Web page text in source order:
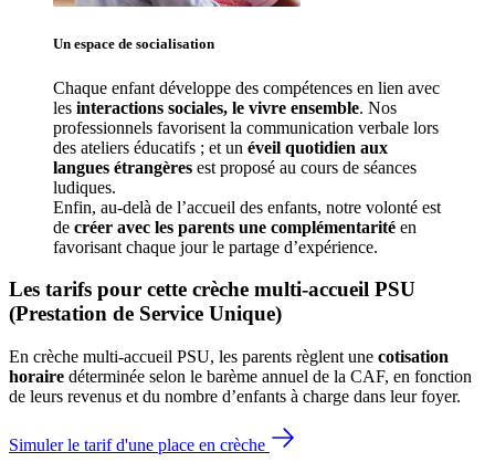
Un espace de socialisation
Chaque enfant développe des compétences en lien avec
les interactions sociales, le vivre ensemble. Nos
professionnels favorisent la communication verbale lors
des ateliers éducatifs ; et un éveil quotidien aux
langues étrangères est proposé au cours de séances
ludiques.
Enfin, au-delà de l’accueil des enfants, notre volonté est
de créer avec les parents une complémentarité en
favorisant chaque jour le partage d’expérience.
Les tarifs pour cette crèche multi-accueil PSU
(Prestation de Service Unique)
En crèche multi-accueil PSU, les parents règlent une cotisation
horaire déterminée selon le barème annuel de la CAF, en fonction
de leurs revenus et du nombre d’enfants à charge dans leur foyer.
Simuler le tarif d'une place en crèche